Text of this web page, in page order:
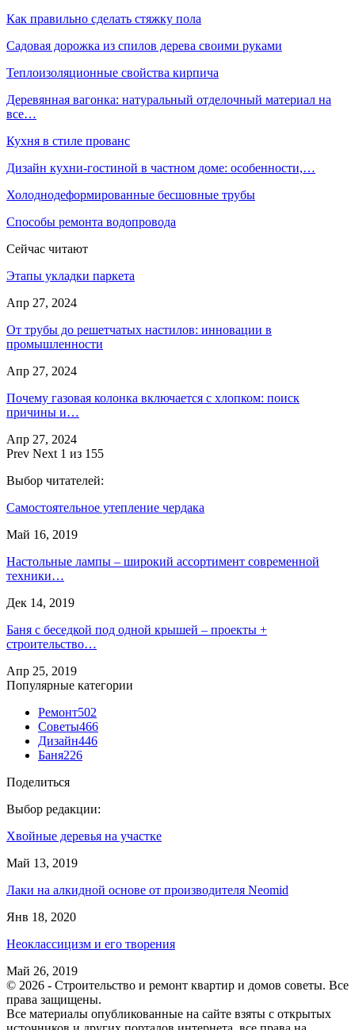
Как правильно сделать стяжку пола
Садовая дорожка из спилов дерева своими руками
Теплоизоляционные свойства кирпича
Деревянная вагонка: натуральный отделочный материал на
все…
Кухня в стиле прованс
Дизайн кухни-гостиной в частном доме: особенности,…
Холоднодеформированные бесшовные трубы
Способы ремонта водопровода
Сейчас читают
Этапы укладки паркета
Апр 27, 2024
От трубы до решетчатых настилов: инновации в
промышленности
Апр 27, 2024
Почему газовая колонка включается с хлопком: поиск
причины и…
Апр 27, 2024
Prev Next 1 из 155
Выбор читателей:
Самостоятельное утепление чердака
Май 16, 2019
Настольные лампы – широкий ассортимент современной
техники…
Дек 14, 2019
Баня с беседкой под одной крышей – проекты +
строительство…
Апр 25, 2019
Популярные категории
Ремонт502
Советы466
Дизайн446
Баня226
Поделиться
Выбор редакции:
Хвойные деревья на участке
Май 13, 2019
Лаки на алкидной основе от производителя Neomid
Янв 18, 2020
Неоклассицизм и его творения
Май 26, 2019
© 2026 - Строительство и ремонт квартир и домов советы. Все
права защищены.
Все материалы опубликованные на сайте взяты с открытых